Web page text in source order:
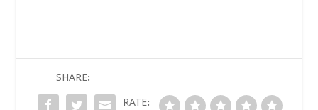
b
o
r A ra
SHARE:
RATE: